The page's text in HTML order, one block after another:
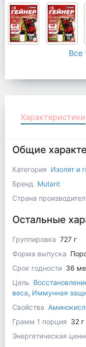
Все
Характеристики
Общие
Категория Изолят и
Бренд
Mutant
Страна
Остальные
Группировка 727 г
Форма выпуска
Срок годности 36
Цель
веса, Иммунная
Свойства
Грамм 1 порция 32 г
Энергетическая